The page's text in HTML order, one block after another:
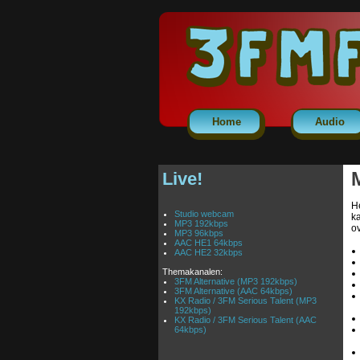
Home Audio
Live!
Studio webcam
MP3 192kbps
MP3 96kbps
AAC HE1 64kbps
AAC HE2 32kbps
Themakanalen:
3FM Alternative (MP3 192kbps)
3FM Alternative (AAC 64kbps)
KX Radio / 3FM Serious Talent (MP3
192kbps)
KX Radio / 3FM Serious Talent (AAC
64kbps)